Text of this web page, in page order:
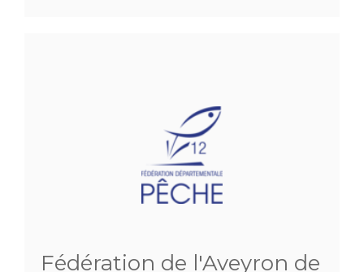
Fédération de l'Aveyron de